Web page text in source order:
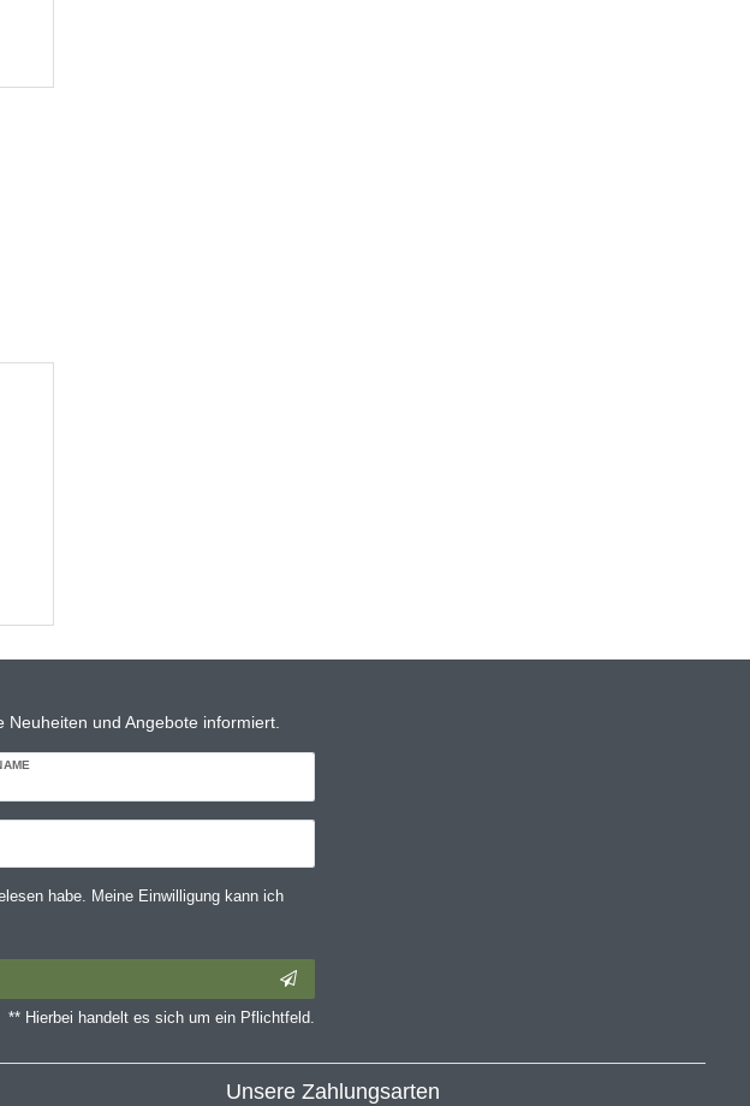
und Angebote informiert.
habe. Meine Einwilligung kann ich
** Hierbei handelt es sich um ein Pflichtfeld.
Unsere Zahlungsarten